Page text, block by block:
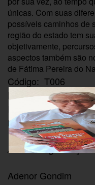
únicas. Com suas
possíveis caminhos de
região do estado tem
objetivamente,
aspectos também são
de Fátima Pereira do
Código: T006
Editora: CEBI
ISBN: 978-85-7733-
Número de páginas:
Autoria/Organização
Adenor Gondim